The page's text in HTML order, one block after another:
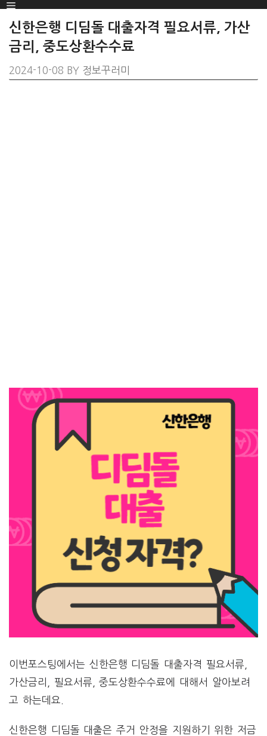
SKIP
TO
CONTENT
Menu
신한은행 디딤돌 대출자격 필요서류, 가산
금리, 중도상환수수료
2024-10-08 BY 정보꾸러미
이번포스팅에서는 신한은행 디딤돌 대출자격 필요서류,
가산금리, 필요서류, 중도상환수수료에 대해서 알아보려
고 하는데요.
신한은행 디딤돌 대출은 주거 안정을 지원하기 위한 저금